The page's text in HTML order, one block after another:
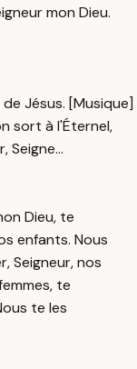
mon Dieu.
Jésus. [Musique]
sort à l'Éternel,
Seigne...
Dieu, te
enfants. Nous
Seigneur, nos
te
te les